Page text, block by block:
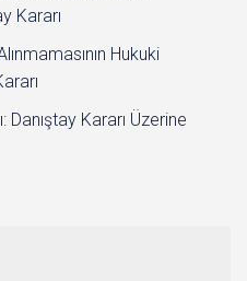
Kararı
Hukuki
Danıştay Kararı Üzerine